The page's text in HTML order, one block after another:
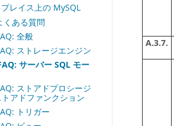
レイス上の MySQL
くある質問
全般
ストレージエンジン
サーバー SQL モー
ストアドプロシージ
アドファンクション
トリガー
A.3.7.